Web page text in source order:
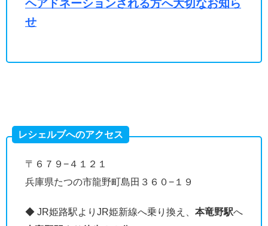
ヘアドネーションされる方へ大切なお知ら
せ
レシェルブへのアクセス
〒６７９−４１２１
兵庫県たつの市龍野町島田３６０−１９
◆ JR姫路駅よりJR姫新線へ乗り換え、 本竜野駅へ